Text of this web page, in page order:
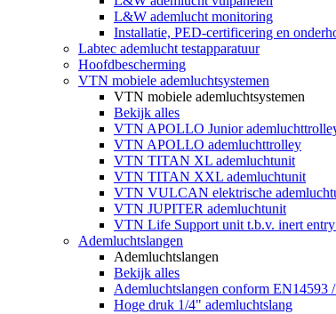
L&W ademlucht monitoring
Installatie, PED-certificering en
Labtec ademlucht testapparatuur
Hoofdbescherming
VTN mobiele ademluchtsystemen
VTN mobiele ademluchtsystemen
Bekijk alles
VTN APOLLO Junior
VTN APOLLO ademluchttrolley
VTN TITAN XL ademluchtunit
VTN TITAN XXL ademluchtunit
VTN VULCAN elektrische
VTN JUPITER ademluchtunit
VTN Life Support unit t.b.v. inert entry
Ademluchtslangen
Ademluchtslangen
Bekijk alles
Ademluchtslangen conform EN14593
Hoge druk 1/4" ademluchtslang